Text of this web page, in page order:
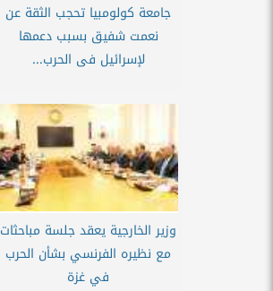
جامعة كولومبيا تحجب الثقة عن
نعمت شفيق بسبب دعمها
لإسرائيل فى الحرب...
وزير الخارجية يعقد جلسة مباحثات
مع نظيره الفرنسي بشأن الحرب
في غزة